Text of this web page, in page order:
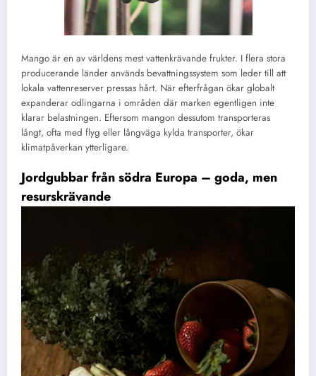
Mango är en av världens mest vattenkrävande frukter. I flera stora
producerande länder används bevattningssystem som leder till att
lokala vattenreserver pressas hårt. När efterfrågan ökar globalt
expanderar odlingarna i områden där marken egentligen inte
klarar belastningen. Eftersom mangon dessutom transporteras
långt, ofta med flyg eller långväga kylda transporter, ökar
klimatpåverkan ytterligare.
Jordgubbar från södra Europa – goda, men
resurskrävande